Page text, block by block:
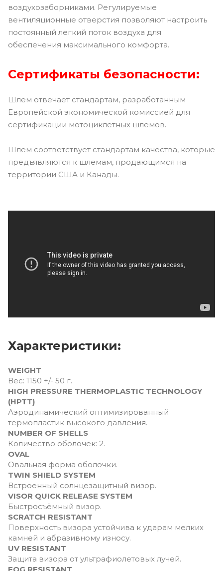
воздухозаборниками. Регулируемые
вентиляционные отверстия позволяют настроить
постоянный легкий поток воздуха для
обеспечения максимального комфорта.
Сертификаты безопасности:
Шлем отвечает стандартам, разработанным
Европейской экономической комиссией для
сертификации мотоциклетных шлемов.
Шлем соответствует стандартам качества, которые
предъявляются к шлемам, продающимся на
территории США и Канады.
Характеристики:
WEIGHT
Вec: 1150 +/- 50 г.
HIGH PRESSURE THERMOPLASTIC TECHNOLOGY
(HPTT)
Аэродинамический оптимизированный
термопластик высокого давления.
NUMBER OF SHELLS
Количество оболочек: 2.
OVAL
Овальная форма оболочки.
TWIN SHIELD SYSTEM
Встроенный солнцезащитный визор.
VISOR QUICK RELEASE SYSTEM
Быстросъёмный визор.
SCRATCH RESISTANT
Поверхность визора устойчива к ударам мелких
камней и абразивному износу.
UV RESISTANT
Защита визора от ультрафиолетовых лучей.